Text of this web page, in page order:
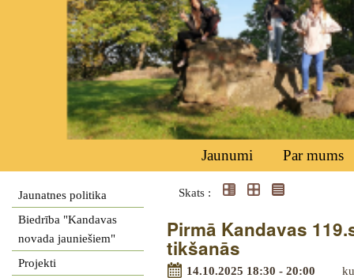
Jaunumi Par mums
Jaunatnes politika
Biedrība "Kandavas
novada jauniešiem"
Projekti
Skats :
Pirmā Kandavas
tikšanās
14.10.2025 18:30 - 20:00